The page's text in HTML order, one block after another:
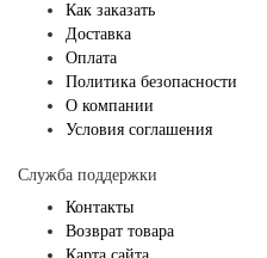
Как заказать
Доставка
Оплата
Политика безопасности
О компании
Условия соглашения
Служба поддержки
Контакты
Возврат товара